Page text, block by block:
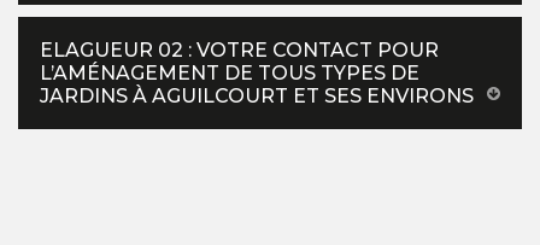
ELAGUEUR 02 : VOTRE CONTACT POUR
L’AMÉNAGEMENT DE TOUS TYPES DE
JARDINS À AGUILCOURT ET SES ENVIRONS